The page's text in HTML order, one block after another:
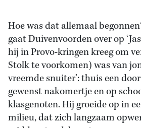
Hoe was dat allemaal
gaat Duivenvoorden over op
hij in Provo-kringen kreeg om
Stolk te voorkomen) was van
vreemde snuiter’: thuis een
gewenst nakomertje en op
klasgenoten. Hij groeide op in
milieu, dat zich langzaam